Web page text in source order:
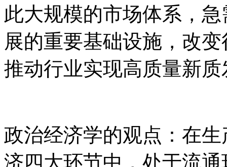
此大规模的市场体系，
展的重要基础设施，改
推动行业实现高质量新质
政治经济学的观点：在
济四大环节中，处于流